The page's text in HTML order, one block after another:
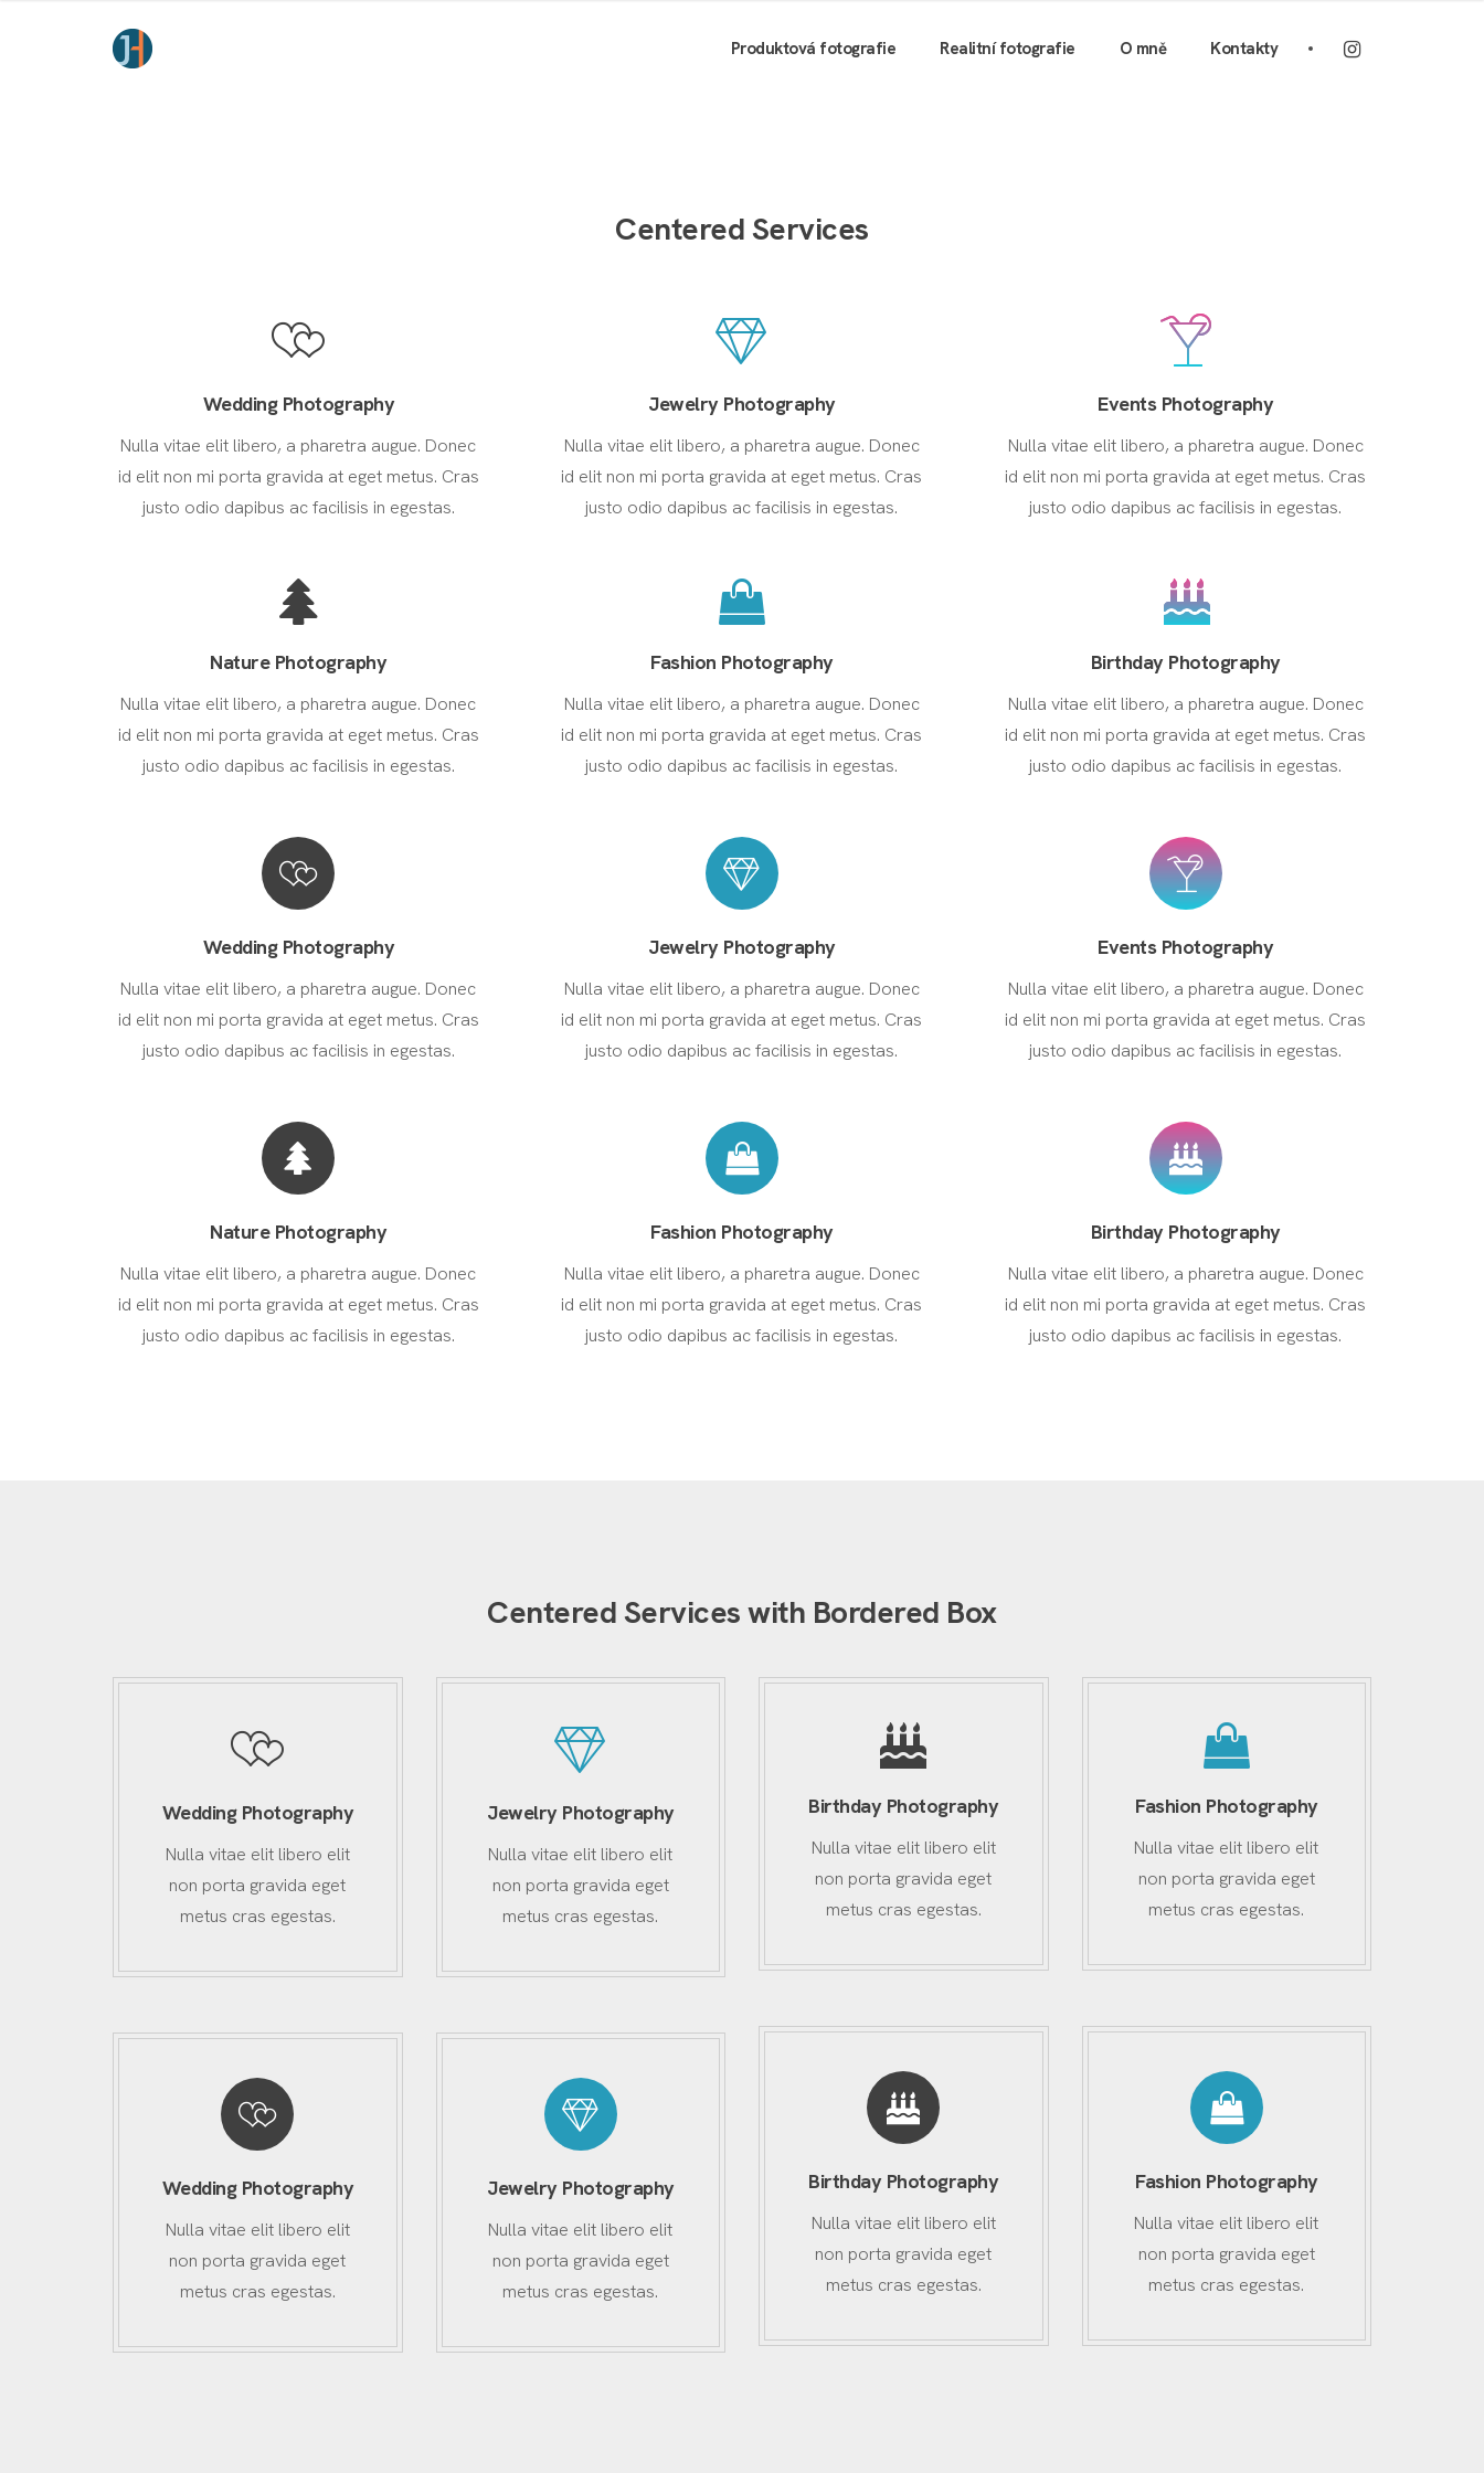
Produktová fotografie Realitní fotografie O mně Kontakty
Centered Services
Wedding Photography
Nulla vitae elit libero, a pharetra augue. Donec
id elit non mi porta gravida at eget metus. Cras
justo odio dapibus ac facilisis in egestas.
Nature Photography
Nulla vitae elit libero, a pharetra augue. Donec
id elit non mi porta gravida at eget metus. Cras
justo odio dapibus ac facilisis in egestas.
Wedding Photography
Nulla vitae elit libero, a pharetra augue. Donec
id elit non mi porta gravida at eget metus. Cras
justo odio dapibus ac facilisis in egestas.
Nature Photography
Nulla vitae elit libero, a pharetra augue. Donec
id elit non mi porta gravida at eget metus. Cras
justo odio dapibus ac facilisis in egestas.
Jewelry Photography
Nulla vitae elit libero, a pharetra augue. Donec
id elit non mi porta gravida at eget metus. Cras
justo odio dapibus ac facilisis in egestas.
Fashion Photography
Nulla vitae elit libero, a pharetra augue. Donec
id elit non mi porta gravida at eget metus. Cras
justo odio dapibus ac facilisis in egestas.
Jewelry Photography
Nulla vitae elit libero, a pharetra augue. Donec
id elit non mi porta gravida at eget metus. Cras
justo odio dapibus ac facilisis in egestas.
Fashion Photography
Nulla vitae elit libero, a pharetra augue. Donec
id elit non mi porta gravida at eget metus. Cras
justo odio dapibus ac facilisis in egestas.
Events Photography
Nulla vitae elit libero, a pharetra augue. Donec
id elit non mi porta gravida at eget metus. Cras
justo odio dapibus ac facilisis in egestas.
Birthday Photography
Nulla vitae elit libero, a pharetra augue. Donec
id elit non mi porta gravida at eget metus. Cras
justo odio dapibus ac facilisis in egestas.
Events Photography
Nulla vitae elit libero, a pharetra augue. Donec
id elit non mi porta gravida at eget metus. Cras
justo odio dapibus ac facilisis in egestas.
Birthday Photography
Nulla vitae elit libero, a pharetra augue. Donec
id elit non mi porta gravida at eget metus. Cras
justo odio dapibus ac facilisis in egestas.
Centered Services with Bordered Box
Wedding Photography
Nulla vitae elit libero elit
non porta gravida eget
metus cras egestas.
Wedding Photography
Nulla vitae elit libero elit
non porta gravida eget
metus cras egestas.
Jewelry Photography
Nulla vitae elit libero elit
non porta gravida eget
metus cras egestas.
Jewelry Photography
Nulla vitae elit libero elit
non porta gravida eget
metus cras egestas.
Birthday Photography
Nulla vitae elit libero elit
non porta gravida eget
metus cras egestas.
Birthday Photography
Nulla vitae elit libero elit
non porta gravida eget
metus cras egestas.
Fashion Photography
Nulla vitae elit libero elit
non porta gravida eget
metus cras egestas.
Fashion Photography
Nulla vitae elit libero elit
non porta gravida eget
metus cras egestas.